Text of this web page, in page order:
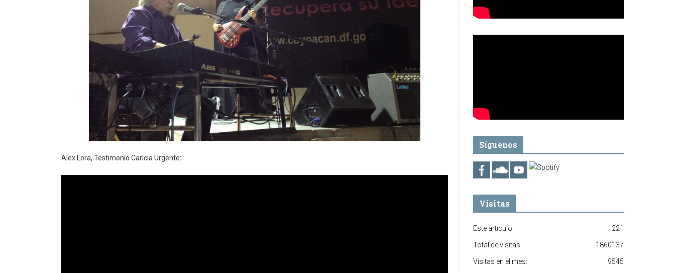
Alex Lora, Testimonio Caricia Urgente:
Síguenos
Visitas
221
Este artículo:
1860137
Total de visitas:
9545
Visitas en el mes: